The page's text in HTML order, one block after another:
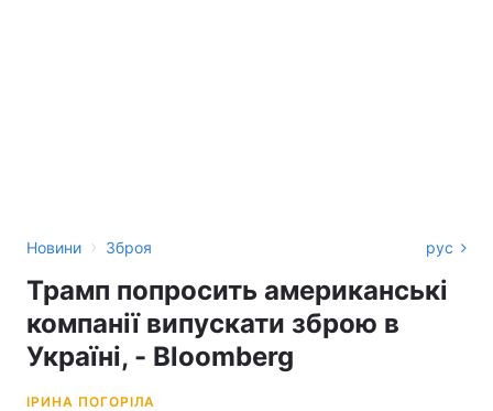
Новини › Зброя рус
Трамп попросить американські
компанії випускати зброю в
Україні, - Bloomberg
ІРИНА ПОГОРІЛА